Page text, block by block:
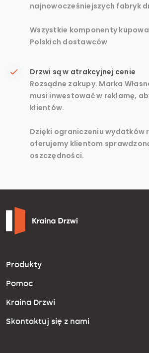
najnowocześniejszych fabryk
Wszystkie komponenty
Polskich dostawców
Drzwi są w atrakcyjnej cenie
Rozsądne zakupy. Marka
musi inwestować w reklamę,
klientów.
Dzięki ograniczeniu wydatków
oferujemy klientom
oszczędności.
Produkty
Pomoc
Kraina Drzwi
Skontaktuj się z nami